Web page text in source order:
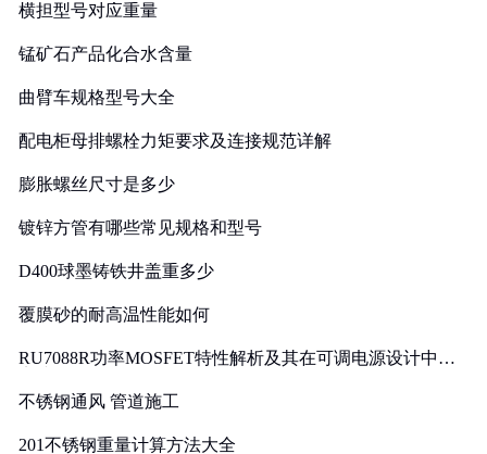
横担型号对应重量
锰矿石产品化合水含量
曲臂车规格型号大全
配电柜母排螺栓力矩要求及连接规范详解
膨胀螺丝尺寸是多少
镀锌方管有哪些常见规格和型号
D400球墨铸铁井盖重多少
覆膜砂的耐高温性能如何
RU7088R功率MOSFET特性解析及其在可调电源设计中的
不锈钢通风 管道施工
201不锈钢重量计算方法大全